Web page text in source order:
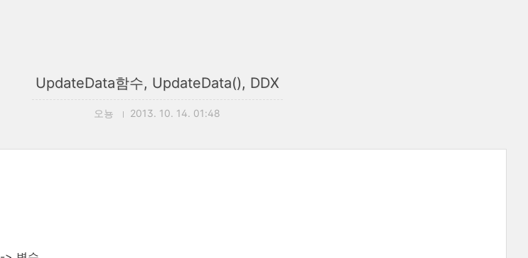
UpdateData함수, UpdateData(), DDX
오뇽 2013. 10. 14. 01:48